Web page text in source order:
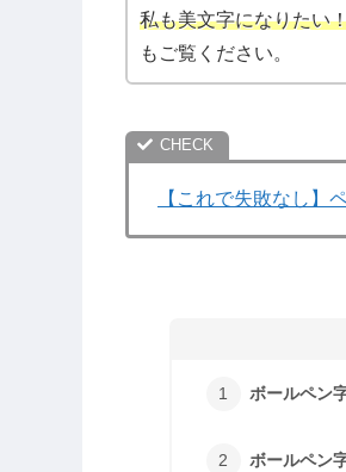
私も美文字になりたい
もご覧ください。
【これで失敗なし】
ボールペン
ボールペン